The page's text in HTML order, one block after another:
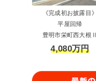
《完成初お披露目》
平屋回帰
豊明市栄町西大根Ⅱ
4,080万円